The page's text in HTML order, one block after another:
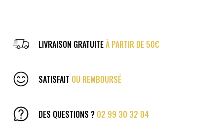
LIVRAISON GRATUITEÀ PARTIR DE 50€
SATISFAIT OU REMBOURSÉ
DES QUESTIONS ? 02 99 30 32 04